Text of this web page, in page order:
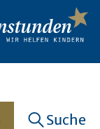
Suche